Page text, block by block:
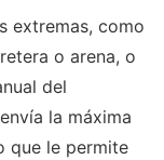
extremas, como
o arena, o
del
la máxima
que le permite